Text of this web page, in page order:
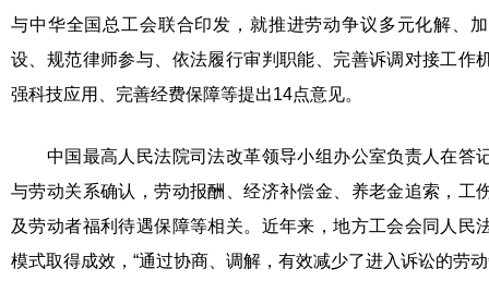
与中华全国总工会联合印发，就推进劳动争议多元化解、
设、规范律师参与、依法履行审判职能、完善诉调对接工作
强科技应用、完善经费保障等提出14点意见。
中国最高人民法院司法改革领导小组办公室负责人在答
与劳动关系确认，劳动报酬、经济补偿金、养老金追索，工
及劳动者福利待遇保障等相关。近年来，地方工会会同人民
模式取得成效，“通过协商、调解，有效减少了进入诉讼的劳